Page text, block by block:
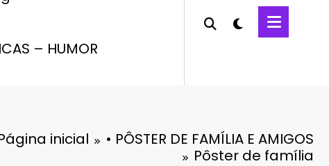
– HUMOR
inicial
• PÔSTER DE FAMÍLIA E AMIGOS
Pôster de família